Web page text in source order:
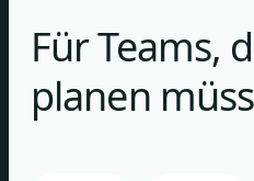
Für Teams,
planen